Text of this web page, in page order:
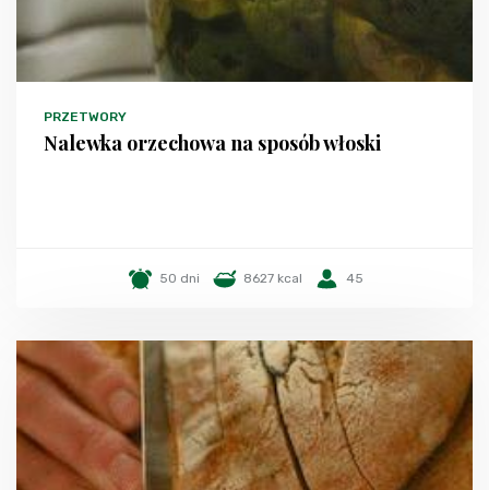
PRZETWORY
Nalewka orzechowa na sposób włoski
50 dni 8627 kcal 45